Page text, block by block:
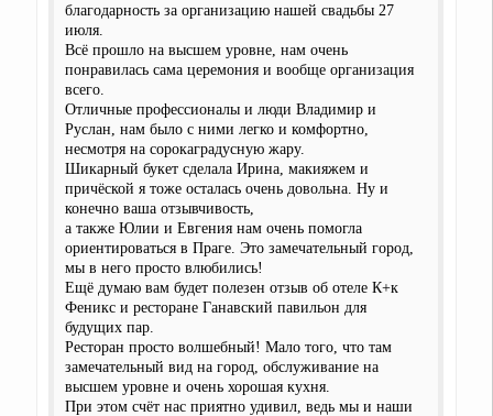
благодарность за организацию нашей свадьбы 27
июля.
Всё прошло на высшем уровне, нам очень
понравилась сама церемония и вообще организация
всего.
Отличные профессионалы и люди Владимир и
Руслан, нам было с ними легко и комфортно,
несмотря на сорокаградусную жару.
Шикарный букет сделала Ирина, макияжем и
причёской я тоже осталась очень довольна. Ну и
конечно ваша отзывчивость,
а также Юлии и Евгения нам очень помогла
ориентироваться в Праге. Это замечательный город,
мы в него просто влюбились!
Ещё думаю вам будет полезен отзыв об отеле К+к
Феникс и ресторане Ганавский павильон для
будущих пар.
Ресторан просто волшебный! Мало того, что там
замечательный вид на город, обслуживание на
высшем уровне и очень хорошая кухня.
При этом счёт нас приятно удивил, ведь мы и наши